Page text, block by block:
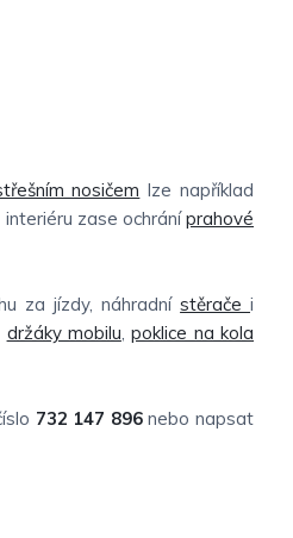
nosičem lze například
interiéru zase ochráníprahové
za jízdy, náhradnístěračei
držáky mobilu,poklice na kola
732 147 896nebo napsat